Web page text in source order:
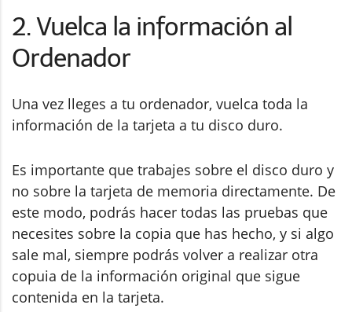
2. Vuelca la información al
Ordenador
Una vez lleges a tu ordenador, vuelca toda la
información de la tarjeta a tu disco duro.
Es importante que trabajes sobre el disco duro y
no sobre la tarjeta de memoria directamente. De
este modo, podrás hacer todas las pruebas que
necesites sobre la copia que has hecho, y si algo
sale mal, siempre podrás volver a realizar otra
copuia de la información original que sigue
contenida en la tarjeta.